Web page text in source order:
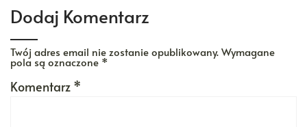
Dodaj Komentarz
Twój adres email nie zostanie opublikowany.Wymagane
pola są oznaczone *
Komentarz *